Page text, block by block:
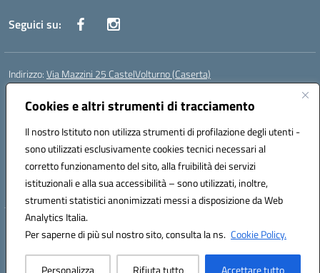
Cookies e altri strumenti di tracciamento
Il nostro Istituto non utilizza strumenti di profilazione degli utenti -
sono utilizzati esclusivamente cookies tecnici necessari al
corretto funzionamento del sito, alla fruibilità dei servizi
istituzionali e alla sua accessibilità – sono utilizzati, inoltre,
strumenti statistici anonimizzati messi a disposizione da Web
Analytics Italia.
Per saperne di più sul nostro sito, consulta la ns. Cookie Policy.
Personalizza Rifiuta tutto Accettare tutto
Seguici su:
Indirizzo:Via Mazzini 25 CastelVolturno (Caserta)
Centralino:
Posta elettronica certificata (PEC):ceis014005@pec.istruzione.it
Codice fiscale: 93063510619
Codice meccanografico:CEIS014005
Codice Indice delle Pubbliche Amministrazioni (IPA): istsc_ceis014005
Codice unico di fatturazione (CUF): UOU8EW
Hosting & Powered by 3D Solution S.r.l.
Concept & Design by Designers Italia